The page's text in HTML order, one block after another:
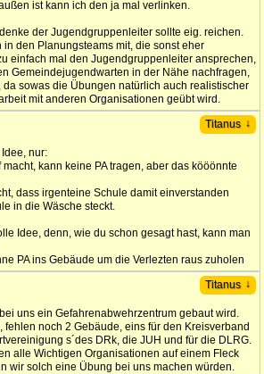
ist kann ich den ja mal verlinken.
der Jugendgruppenleiter sollte eig. reichen.
den Planungsteams mit, die sonst eher
einfach mal den Jugendgruppenleiter ansprechen,
Gemeindejugendwarten in der Nähe nachfragen,
da sowas die Übungen natürlich auch realistischer
mit anderen Organisationen geübt wird.
Titanus ↓
nur:
kann keine PA tragen, aber das kööönnte
dass irgenteine Schule damit einverstanden
in die Wäsche steckt.
Idee, denn, wie du schon gesagt hast, kann man
PA ins Gebäude um die Verlezten raus zuholen
Titanus ↓
uns ein Gefahrenabwehrzentrum gebaut wird.
fehlen noch 2 Gebäude, eins für den Kreisverband
s´des DRk, die JUH und für die DLRG.
alle Wichtigen Organisationen auf einem Fleck
wir solch eine Übung bei uns machen würden.